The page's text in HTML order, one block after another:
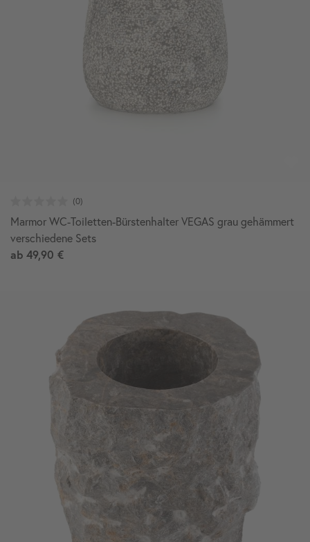
Marmor WC-Toiletten-Bürstenhalter VEGAS grau gehämmert
verschiedene Sets
ab 49,90 €